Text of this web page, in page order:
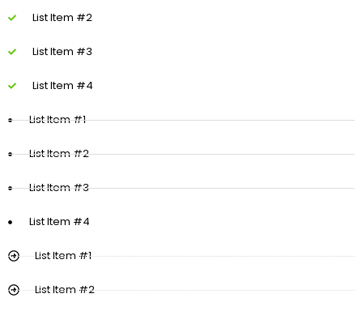
List Item #2
List Item #3
List Item #4
List Item #1
List Item #2
List Item #3
List Item #4
List Item #1
List Item #2